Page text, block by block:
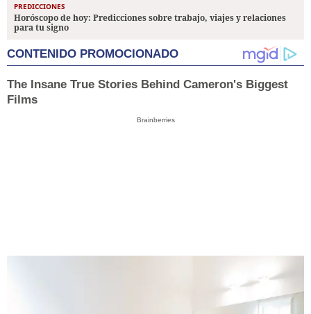
PREDICCIONES
Horóscopo de hoy: Predicciones sobre trabajo, viajes y relaciones
para tu signo
CONTENIDO PROMOCIONADO
The Insane True Stories Behind Cameron's Biggest
Films
Brainberries